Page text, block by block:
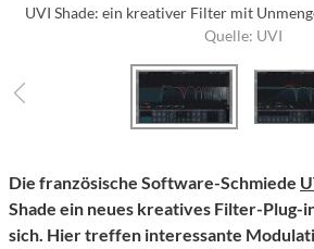
UVI Shade: ein kreativer Filter mit
Quelle: UVI
Die französische Software-Schmiede
Shade ein neues kreatives Filter-Plug-
sich. Hier treffen interessante